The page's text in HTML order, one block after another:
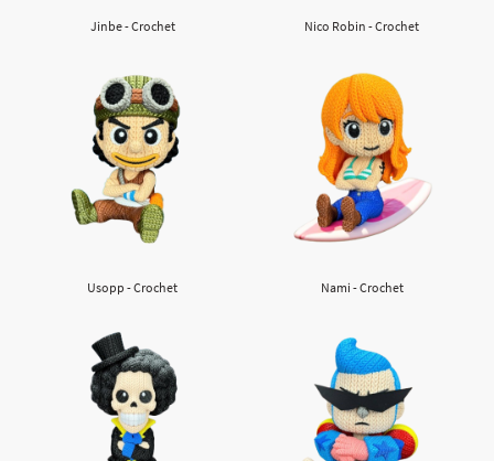
Jinbe - Crochet Nico Robin - Crochet
Usopp - Crochet Nami - Crochet